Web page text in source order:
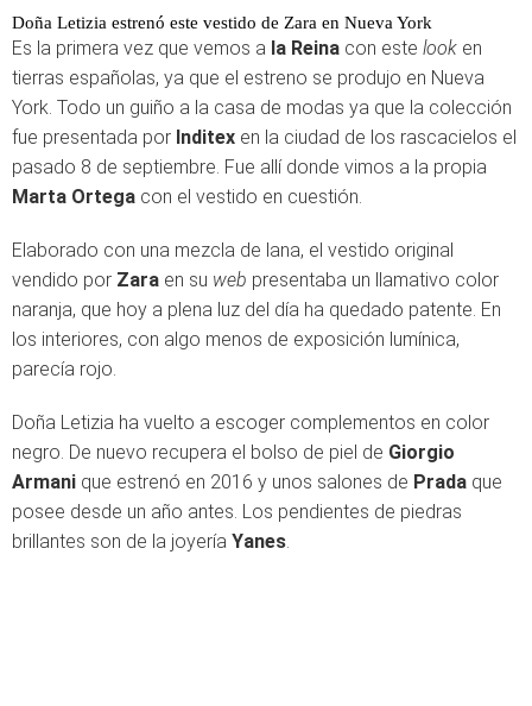
Doña Letizia estrenó este vestido de Zara en Nueva York
Es la primera vez que vemos a la Reina con este look en
tierras españolas, ya que el estreno se produjo en Nueva
York. Todo un guiño a la casa de modas ya que la colección
fue presentada por Inditex en la ciudad de los rascacielos el
pasado 8 de septiembre. Fue allí donde vimos a la propia
Marta Ortega con el vestido en cuestión.
Elaborado con una mezcla de lana, el vestido original
vendido por Zara en su web presentaba un llamativo color
naranja, que hoy a plena luz del día ha quedado patente. En
los interiores, con algo menos de exposición lumínica,
parecía rojo.
Doña Letizia ha vuelto a escoger complementos en color
negro. De nuevo recupera el bolso de piel de Giorgio
Armani que estrenó en 2016 y unos salones de Prada que
posee desde un año antes. Los pendientes de piedras
brillantes son de la joyería Yanes